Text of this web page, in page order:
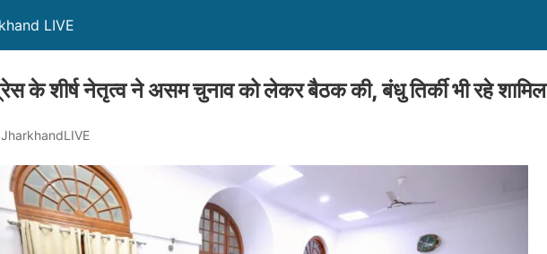
LIVE
के शीर्ष नेतृत्व ने असम चुनाव को लेकर बैठक की, बंधु तिर्की भी रहे शामिल
JharkhandLIVE